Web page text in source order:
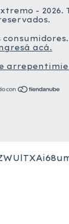
- 2026.
acá.